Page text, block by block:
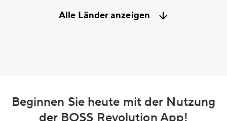
Alle Länder anzeigen
Beginnen Sie heute mit der Nutzung
der BOSS Revolution App!